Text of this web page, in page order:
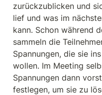
zurückzublicken und
lief und was im
kann. Schon während
sammeln die
Spannungen, die sie
wollen. Im Meeting
Spannungen dann
festlegen, um sie zu